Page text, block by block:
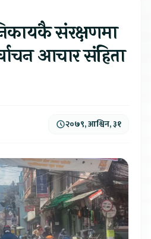
संरक्षणमा
आचार संहिता
२०७९, आश्विन, ३१